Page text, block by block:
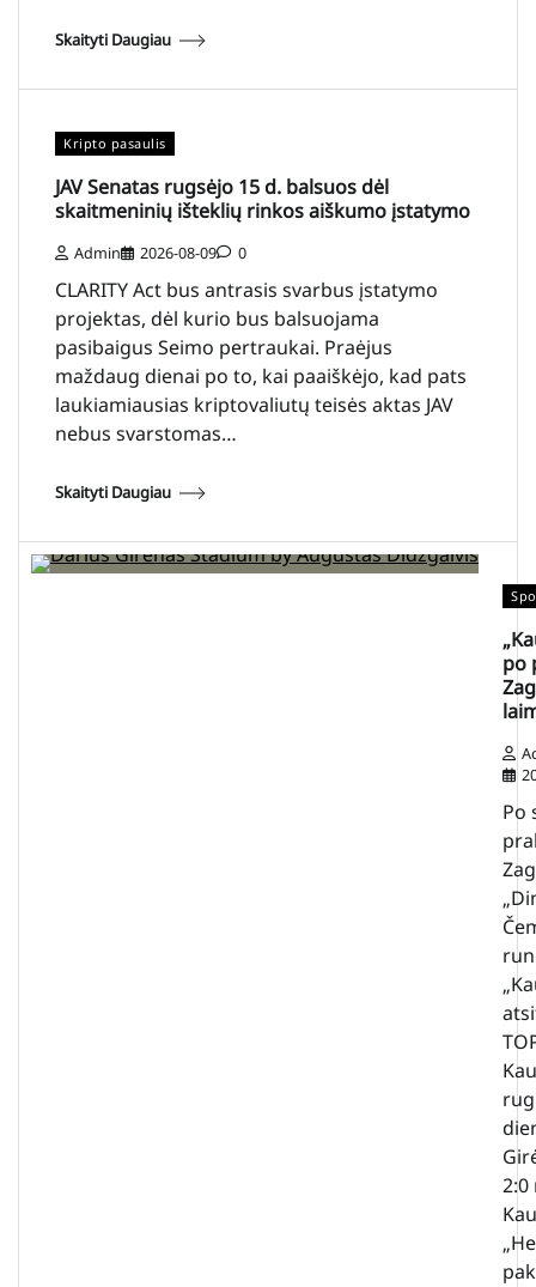
Skaityti Daugiau
Kripto pasaulis
JAV Senatas rugsėjo 15 d. balsuos dėl
skaitmeninių išteklių rinkos aiškumo įstatymo
Admin 2026-08-09 0
CLARITY Act bus antrasis svarbus įstatymo
projektas, dėl kurio bus balsuojama
pasibaigus Seimo pertraukai. Praėjus
maždaug dienai po to, kai paaiškėjo, kad pats
laukiamiausias kriptovaliutų teisės aktas JAV
nebus svarstomas…
Skaityti Daugiau
po
Po
2:0